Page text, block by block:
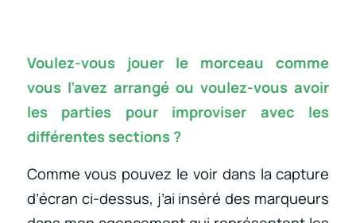
Voulez-vous jouer le morceau comme
vous l’avez arrangé ou voulez-vous avoir
les parties pour improviser avec les
différentes sections ?
Comme vous pouvez le voir dans la capture
d’écran ci-dessus, j’ai inséré des marqueurs